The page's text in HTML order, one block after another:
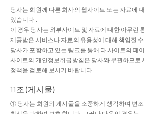
당사는 회원께 다른 회사의 웹사이트 또는 자료에
있습니다 .
이 경우 당사는 외부사이트 및 자료에 대한 아무런
제공받은 서비스나 자료의 유용성에 대해 책임질
당사가 포함하고 있는 링크를 통해 타 사이트의 페
사이트의 개인정보취급방침은 당사와 무관하므로
정책을 검토해 보시기 바랍니다.
11조 (게시물)
① 당사는 회원의 게시물을 소중하게 생각하며 변